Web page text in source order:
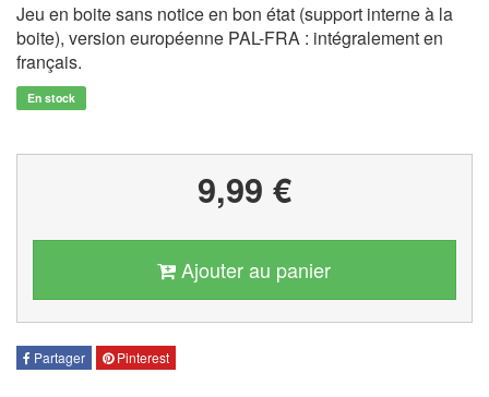
Jeu en boite sans notice en bon état (support interne à la
boite), version européenne PAL-FRA : intégralement en
français.
En stock
9,99 €
Ajouter au panier
Partager Pinterest